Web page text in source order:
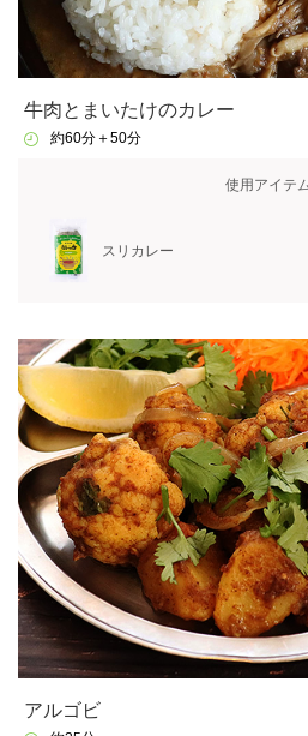
牛肉とまいたけのカレー
約60分＋50分
使用アイテ
スリカレー
アルゴビ